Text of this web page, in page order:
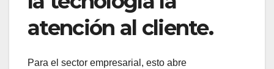
atención al cliente.
Para el sector empresarial, esto abre